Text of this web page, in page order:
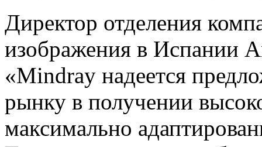
Директор отделения
изображения в Испании
«Mindray надеется
рынку в получении
максимально